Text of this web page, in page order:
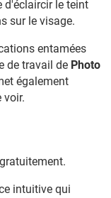
d'éclaircir le teint
sur le visage.
entamées
de travail de Photo
également
voir.
intuitive qui